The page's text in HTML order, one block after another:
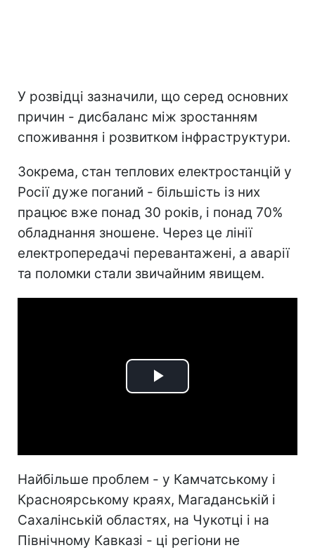
У розвідці зазначили, що серед основних
причин - дисбаланс між зростанням
споживання і розвитком інфраструктури.
Зокрема, стан теплових електростанцій у
Росії дуже поганий - більшість із них
працює вже понад 30 років, і понад 70%
обладнання зношене. Через це лінії
електропередачі перевантажені, а аварії
та поломки стали звичайним явищем.
Play
Найбільше проблем - у Камчатському і
Красноярському краях, Магаданській і
Сахалінській областях, на Чукотці і на
Північному Кавказі - ці регіони не